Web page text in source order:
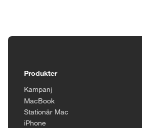
Produkter
Kampanj
MacBook
Stationär Mac
iPhone